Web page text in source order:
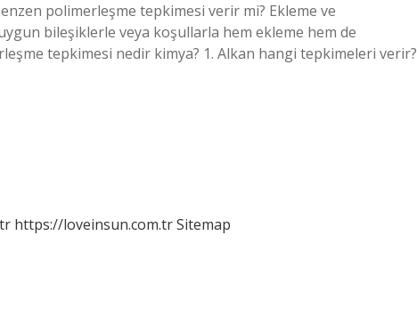
polimerleşme tepkimesi verir mi? Ekleme ve
bileşiklerle veya koşullarla hem ekleme hem de
tepkimesi nedir kimya? 1. Alkan hangi tepkimeleri verir?
https://loveinsun.com.trSitemap